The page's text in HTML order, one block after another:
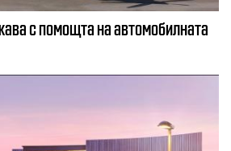
с помощта на автомобилната